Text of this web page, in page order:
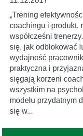
„Trening
coachingu i produkt,
współcześni
się, jak odblokować
wydajność
praktyczna i
sięgają korzeni
wszystkim na
modelu przydatnym
się w...